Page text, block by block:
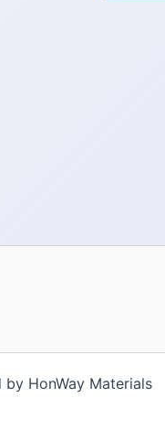
HonWay Materials